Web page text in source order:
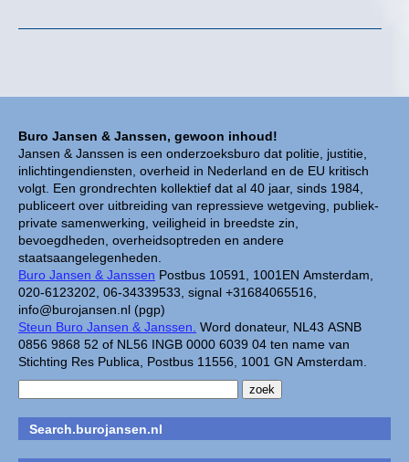
Buro Jansen & Janssen, gewoon inhoud!
Jansen & Janssen is een onderzoeksburo dat politie, justitie,
inlichtingendiensten, overheid in Nederland en de EU kritisch
volgt. Een grondrechten kollektief dat al 40 jaar, sinds 1984,
publiceert over uitbreiding van repressieve wetgeving, publiek-
private samenwerking, veiligheid in breedste zin,
bevoegdheden, overheidsoptreden en andere
staatsaangelegenheden.
Buro Jansen & Janssen Postbus 10591, 1001EN Amsterdam,
020-6123202, 06-34339533, signal +31684065516,
info@burojansen.nl (pgp)
Steun Buro Jansen & Janssen. Word donateur, NL43 ASNB
0856 9868 52 of NL56 INGB 0000 6039 04 ten name van
Stichting Res Publica, Postbus 11556, 1001 GN Amsterdam.
Search.burojansen.nl